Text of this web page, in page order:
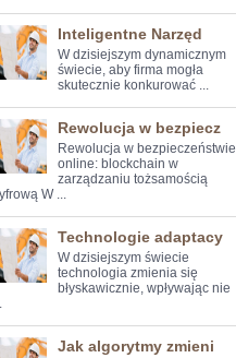
Inteligentne Narzęd
W dzisiejszym dynamicznym⁤
świecie, aby⁤ firma mogła
skutecznie konkurować‍ ...
Rewolucja w bezpiecz
Rewolucja w ⁣bezpieczeństwie ​
online: blockchain w
zarządzaniu ‍tożsamością
W ...
Technologie adaptacy
W dzisiejszym świecie
technologia ‍zmienia się
błyskawicznie, wpływając nie
Jak algorytmy zmieni